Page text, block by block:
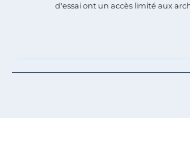
d'essai ont un accès limité aux